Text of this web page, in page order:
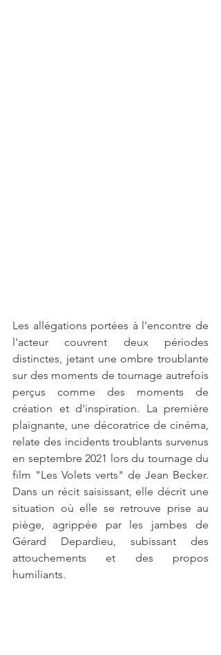
Les allégations portées à l'encontre de
l'acteur couvrent deux périodes
distinctes, jetant une ombre troublante
sur des moments de tournage autrefois
perçus comme des moments de
création et d'inspiration. La première
plaignante, une décoratrice de cinéma,
relate des incidents troublants survenus
en septembre 2021 lors du tournage du
film "Les Volets verts" de Jean Becker.
Dans un récit saisissant, elle décrit une
situation où elle se retrouve prise au
piège, agrippée par les jambes de
Gérard Depardieu, subissant des
attouchements et des propos
humiliants.